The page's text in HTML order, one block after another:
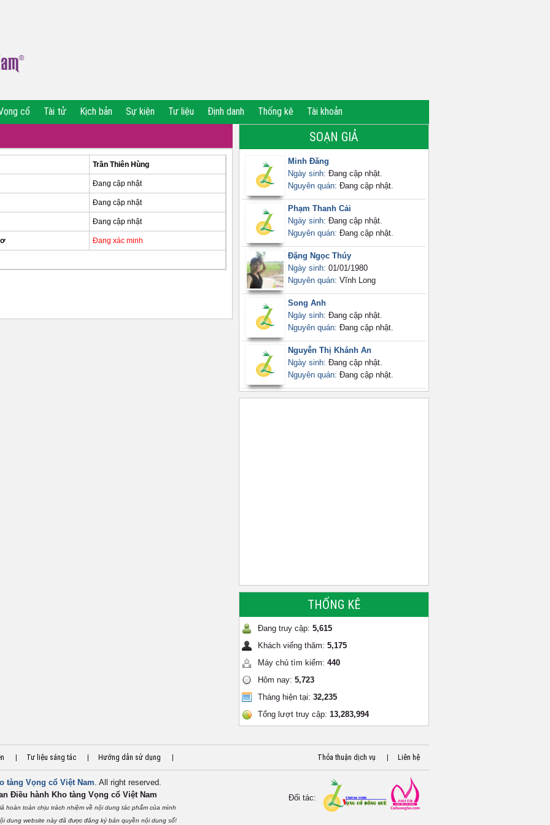
cổ Tài tử Kịch bản Sự kiện Tư liệu Định danh Thống kê Tài khoản
Trần Thiên Hùng
Đang cập nhật
Đang cập nhật
Đang cập nhật
Đang xác minh
SOẠN GIẢ
Minh Đăng
Ngày sinh: Đang cập nhật.
Nguyên quán: Đang cập nhật.
Phạm Thanh Cải
Ngày sinh: Đang cập nhật.
Nguyên quán: Đang cập nhật.
Đặng Ngọc Thúy
Ngày sinh: 01/01/1980
Nguyên quán: Vĩnh Long
Song Anh
Ngày sinh: Đang cập nhật.
Nguyên quán: Đang cập nhật.
Nguyễn Thị Khánh An
Ngày sinh: Đang cập nhật.
Nguyên quán: Đang cập nhật.
THỐNG KÊ
Đang truy cập: 5,615
Khách viếng thăm: 5,175
Máy chủ tìm kiếm: 440
Hôm nay: 5,723
Tháng hiện tại: 32,235
Tổng lượt truy cập: 13,283,994
Tư liệu sáng tác Hướng dẫn sử dụng Thỏa thuận dịch vụ Liên hệ
tàng Vọng cổ Việt Nam. All right reserved.
Điều hành Kho tàng Vọng cổ Việt Nam
hoàn toàn chịu trách nhiệm về nội dung tác phẩm của mình
dung website này đã được đăng ký bản quyền nội dung số!
Đối tác: